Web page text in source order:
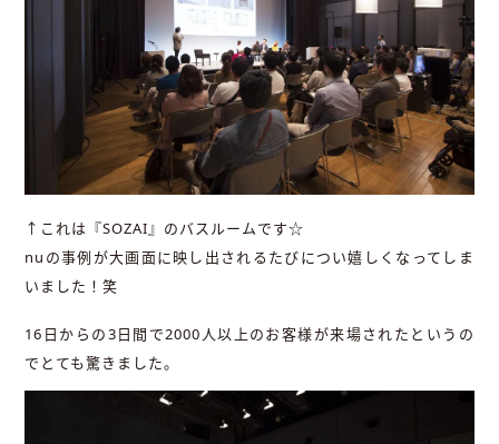
↑これは『SOZAI』のバスルームです☆
nuの事例が大画面に映し出されるたびについ嬉しくなってしま
いました！笑
16日からの3日間で2000人以上のお客様が来場されたというの
でとても驚きました。